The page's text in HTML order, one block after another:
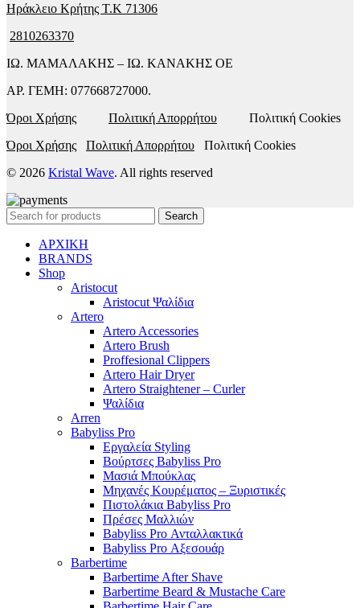
Ηράκλειο Κρήτης T.K 71306
2810263370
ΙΩ. ΜΑΜΑΛΑΚΗΣ – ΙΩ. ΚΑΝΑΚΗΣ ΟΕ
ΑΡ. ΓΕΜΗ: 077668727000.
Όροι Χρήσης
Πολιτική Απορρήτου Πολιτική Cookies
Όροι Χρήσης
Πολιτική Απορρήτου Πολιτική Cookies
© 2026 Kristal Wave. All rights reserved
Search
ΑΡΧΙΚΗ
BRANDS
Shop
Aristocut
Aristocut Ψαλίδια
Artero
Artero Accessories
Artero Brush
Proffesional Clippers
Artero Hair Dryer
Artero Straightener – Curler
Ψαλίδια
Arren
Babyliss Pro
Εργαλεία Styling
Βούρτσες Babyliss Pro
Μασιά Μπούκλας
Μηχανές Κουρέματος – Ξυριστικές
Πιστολάκια Babyliss Pro
Πρέσες Μαλλιών
Babyliss Pro Ανταλλακτικά
Babyliss Pro Αξεσουάρ
Barbertime
Barbertime After Shave
Barbertime Beard & Mustache Care